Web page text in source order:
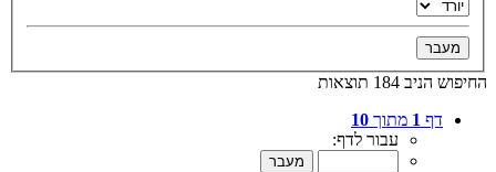
החיפוש הניב 184 תוצאות
דף 1 מתוך 10
עבור לדף: